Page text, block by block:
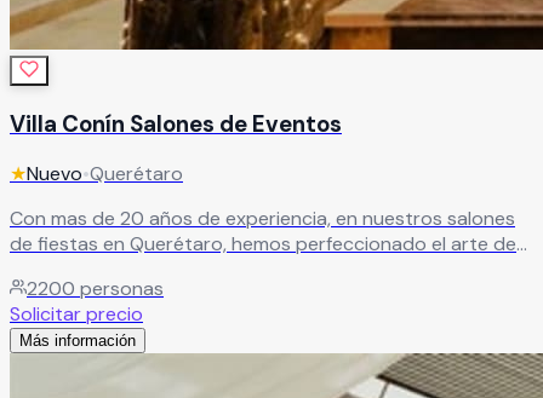
Villa Conín Salones de Eventos
★Nuevo•Querétaro
Con mas de 20 años de experiencia, en nuestros salones
de fiestas en Querétaro, hemos perfeccionado el arte de
están diseñados para albergar cualquier tipo de
celebración, adaptándonos a tus necesidades específicas.
Leer más
2200 personas
Solicitar precio
Más información